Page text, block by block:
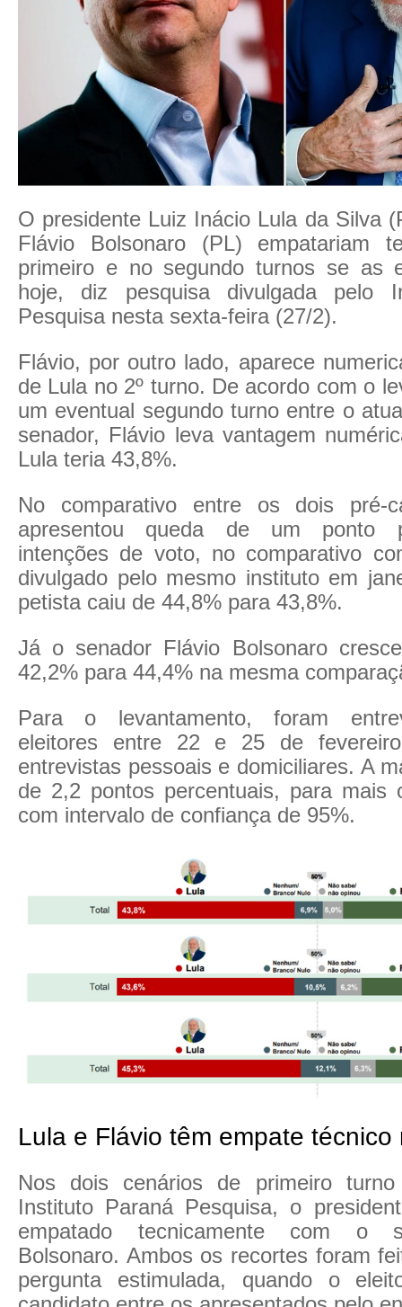
O presidente Luiz Inácio Lula da Silva
Flávio Bolsonaro (PL) empatariam
primeiro e no segundo turnos se as
hoje, diz pesquisa divulgada pelo
Pesquisa nesta sexta-feira (27/2).
Flávio, por outro lado, aparece
de Lula no 2º turno. De acordo com o
um eventual segundo turno entre o
senador, Flávio leva vantagem
Lula teria 43,8%.
No comparativo entre os dois pré-
apresentou queda de um ponto
intenções de voto, no comparativo
divulgado pelo mesmo instituto em
petista caiu de 44,8% para 43,8%.
Já o senador Flávio Bolsonaro
42,2% para 44,4% na mesma
Para o levantamento, foram
eleitores entre 22 e 25 de
entrevistas pessoais e domiciliares. A
de 2,2 pontos percentuais, para mais
com intervalo de confiança de 95%.
Lula e Flávio têm empate técnico
Nos dois cenários de primeiro turno
Instituto Paraná Pesquisa, o
empatado tecnicamente com o
Bolsonaro. Ambos os recortes foram
pergunta estimulada, quando o